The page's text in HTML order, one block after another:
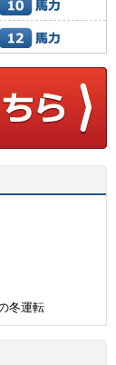
冬運転